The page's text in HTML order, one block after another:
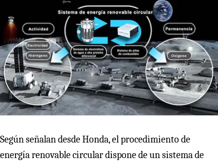
Según señalan desde Honda, el procedimiento de
energía renovable circular dispone de un sistema de